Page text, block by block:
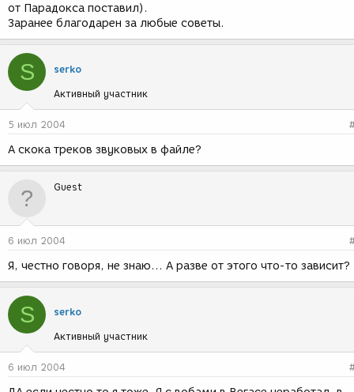
от Парадокса поставил).
Заранее благодарен за любые советы.
S serko
Активный участник
5 июл 2004
А скока треков звуковых в файле?
Guest
6 июл 2004
Я, честно говоря, не знаю... А разве от этого что-то зависит?
S serko
Активный участник
6 июл 2004